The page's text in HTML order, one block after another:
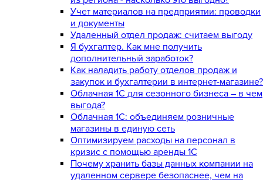
Учет материалов на предприятии: проводки
и документы
Удаленный отдел продаж: считаем выгоду
Я бухгалтер. Как мне получить
дополнительный заработок?
Как наладить работу отделов продаж и
закупок и бухгалтерии в интернет-магазине?
Облачная 1С для сезонного бизнеса – в чем
выгода?
Облачная 1С: объединяем розничные
магазины в единую сеть
Оптимизируем расходы на персонал в
кризис с помощью аренды 1С
Почему хранить базы данных компании на
удаленном сервере безопаснее, чем на